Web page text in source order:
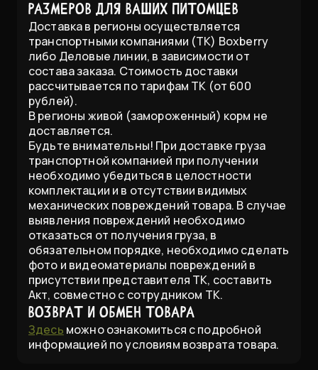
размеров для Ваших питомцев
Доставка в регионы осуществляется
транспортными компаниями (ТК) Boxberry
либо Деловые линии, в зависимости от
состава заказа. Стоимость доставки
рассчитывается по тарифам ТК (от 600
рублей).
В регионы живой (замороженный) корм не
доставляется.
Будьте внимательны! При доставке груза
транспортной компанией при получении
необходимо убедиться в целостности
комплектации и в отсутствии видимых
механических повреждений товара. В случае
выявления повреждений необходимо
отказаться от получения груза, в
обязательном порядке, необходимо сделать
фото и видеоматериалы повреждений в
присутствии представителя ТК, составить
Акт, совместно с сотрудником ТК.
Возврат и обмен товара
Здесь можно ознакомиться с подробной
информацией по условиям возврата товара.